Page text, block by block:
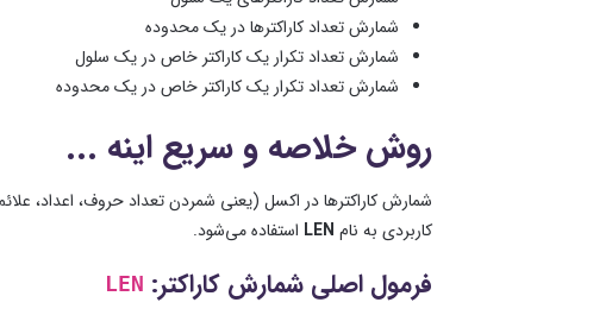
شمارش تعداد کاراکترها در یک محدوده
شمارش تعداد تکرار یک کاراکتر خاص در یک سلول
شمارش تعداد تکرار یک کاراکتر خاص در یک محدوده
روش خلاصه و سریع اینه ...
شمارش کاراکترها در اکسل (یعنی شمردن تعداد حروف، اعداد،
کاربردی به نام LEN استفاده می‌شود.
فرمول اصلی شمارش کاراکتر: LEN